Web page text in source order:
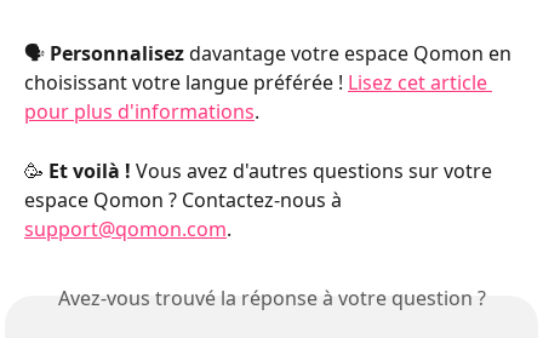
🗣️ Personnalisez davantage votre espace Qomon en
choisissant votre langue préférée ! Lisez cet article
pour plus d'informations.
🥳 Et voilà ! Vous avez d'autres questions sur votre
espace Qomon ? Contactez-nous à
support@qomon.com.
Avez-vous trouvé la réponse à votre question ?